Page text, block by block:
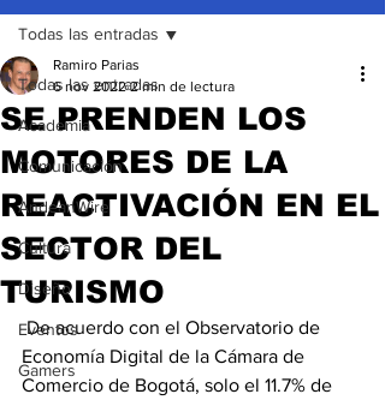
Todas las entradas
Academia
Comunicación
AndeanWire
Cultura
Diseño
Eventos
Gamers
Todas las entradas
SE PRENDEN LOS
MOTORES DE LA
REACTIVACIÓN EN EL
SECTOR DEL
TURISMO
Ramiro Parias
6 nov 2022 2 min de lectura
De acuerdo con el Observatorio de
Economía Digital de la Cámara de
Comercio de Bogotá, solo el 11.7% de